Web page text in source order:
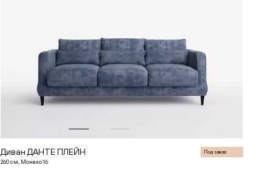
Диван ДАНТЕ ПЛЕЙН Под заказ
260 см, Монако 16